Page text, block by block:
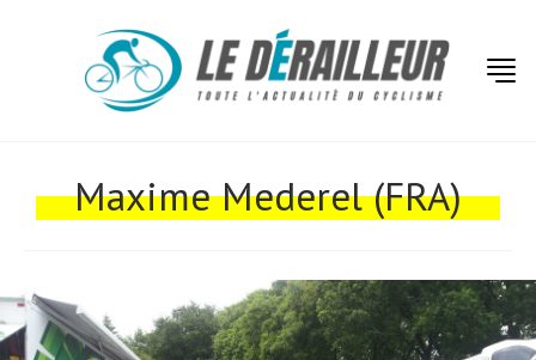
Maxime Mederel (FRA)
Tests de produits
Tendances